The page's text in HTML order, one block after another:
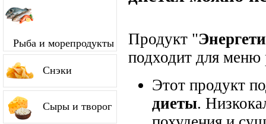
Рыба и морепродукты
Снэки
Сыры и творог
Продукт "
подходит для меню
Этот продукт
диеты.